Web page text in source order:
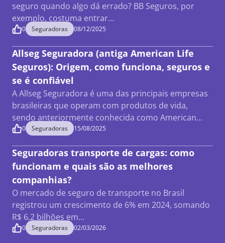
seguro quando algo dá errado? BB Seguros, por
exemplo, costuma entrar…
0 Seguradoras 08/12/2025
Allseg Seguradora (antiga American Life
Seguros): Origem, como funciona, seguros e
se é confiável
A Allseg Seguradora é uma das principais empresas
brasileiras que operam com produtos de vida,
sendo anteriormente conhecida como American…
0 Seguradoras 15/08/2025
Seguradoras transporte de cargas: como
funcionam e quais são as melhores
companhias?
O mercado de seguro de transporte no Brasil
registrou um crescimento de 6% em 2024, somando
R$ 6,2 bilhões em…
0 Seguradoras 02/03/2026